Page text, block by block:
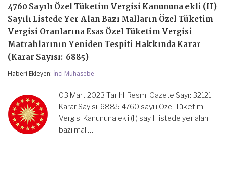
Özel
Tüketim
Kanununa
ekli
Sayılı
Yer
Malların
Özel
Tüketim
Vergisi
4760 Sayılı Özel Tüketim Vergisi Kanununa ekli (II)
Sayılı Listede Yer Alan Bazı Malların Özel Tüketim
Vergisi Oranlarına Esas Özel Tüketim Vergisi
Matrahlarının Yeniden Tespiti Hakkında Karar
(Karar Sayısı: 6885)
Haberi Ekleyen: İnci Muhasebe
03 Mart 2023 Tarihli Resmi Gazete Sayı: 32121
Karar Sayısı: 6885 4760 sayılı Özel Tüketim
Vergisi Kanununa ekli (II) sayılı listede yer alan
bazı mall…